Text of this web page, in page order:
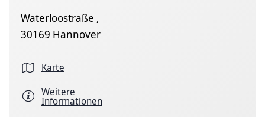
Waterloostraße ,
30169 Hannover
Karte
Weitere
Informationen